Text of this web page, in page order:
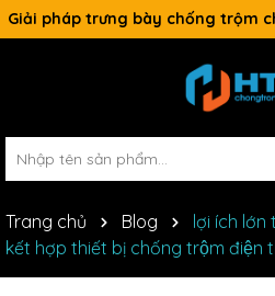
Giải pháp trưng bày chống trộm
Trang chủ Blog
lợi ích
kết hợp thiết bị chống trộm điện